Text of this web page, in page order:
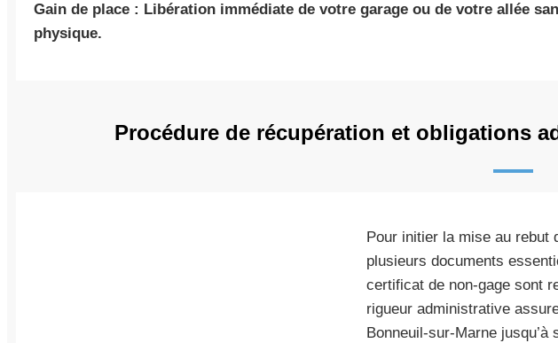
Gain de place : Libération immédiate de votre garage ou de votre allée
physique.
Procédure de récupération et obligations
Pour initier la mise au rebut
plusieurs documents
certificat de non-gage sont
rigueur administrative
Bonneuil-sur-Marne jusqu’à